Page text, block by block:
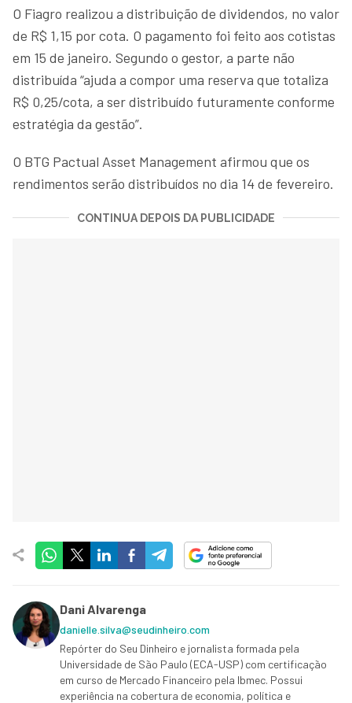
O Fiagro realizou a distribuição de dividendos, no valor
de R$ 1,15 por cota. O pagamento foi feito aos cotistas
em 15 de janeiro. Segundo o gestor, a parte não
distribuída “ajuda a compor uma reserva que totaliza
R$ 0,25/cota, a ser distribuído futuramente conforme
estratégia da gestão”.
O BTG Pactual Asset Management afirmou que os
rendimentos serão distribuídos no dia 14 de fevereiro.
CONTINUA DEPOIS DA PUBLICIDADE
Dani Alvarenga
danielle.silva@seudinheiro.com
Repórter do Seu Dinheiro e jornalista formada pela
Universidade de São Paulo (ECA-USP) com certificação
em curso de Mercado Financeiro pela Ibmec. Possui
experiência na cobertura de economia, política e